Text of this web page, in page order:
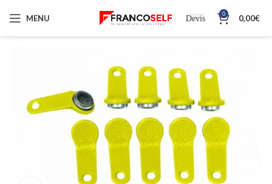
MENU Devis 0 0,00€